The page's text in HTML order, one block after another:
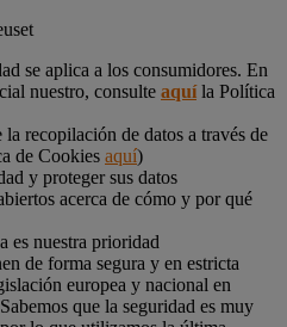
se aplica a los consumidores. En
nuestro, consulte aquíla Política
recopilación de datos a través de
de Cookies aquí)
y proteger sus datos
acerca de cómo y por qué
es nuestra prioridad
de forma segura y en estricta
europea y nacional en
que la seguridad es muy